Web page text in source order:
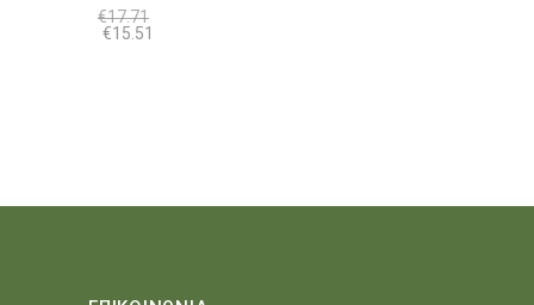
€17.71
Original
€15.51